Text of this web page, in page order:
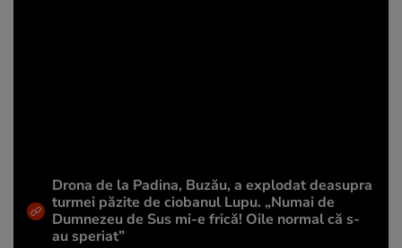
Drona de la Padina, Buzău, a explodat deasupra
turmei păzite de ciobanul Lupu. „Numai de
Dumnezeu de Sus mi-e frică! Oile normal că s-
au speriat”